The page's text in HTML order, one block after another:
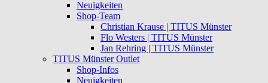
Neuigkeiten
Shop-Team
Christian Krause | TITUS Münster
Flo Westers | TITUS Münster
Jan Rehring | TITUS Münster
TITUS Münster Outlet
Shop-Infos
Neuigkeiten